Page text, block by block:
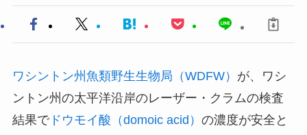
ワシントン州魚類野生生物局（WDFW） が、ワシ
ントン州の太平洋沿岸のレーザー・クラムの検査
結果でドウモイ酸（domoic acid） の濃度が安全と